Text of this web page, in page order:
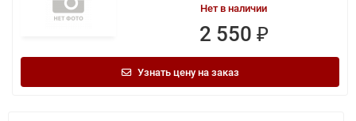
Нет в наличии
2 550 ₽
Узнать цену на заказ